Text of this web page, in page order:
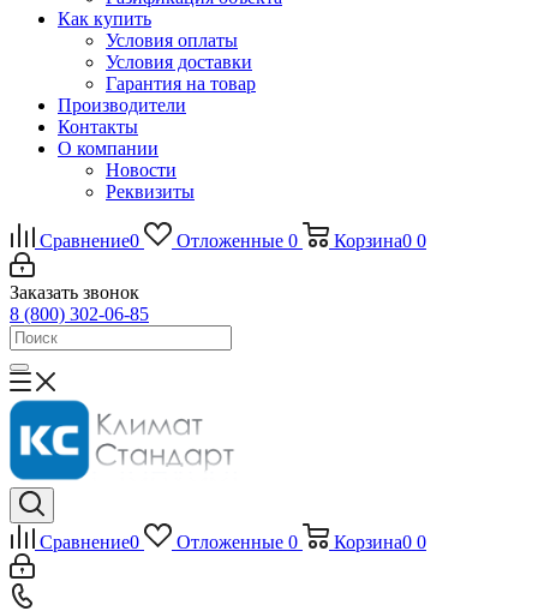
Как купить
Условия оплаты
Условия доставки
Гарантия на товар
Производители
Контакты
О компании
Новости
Реквизиты
Сравнение0 Отложенные 0 Корзина0 0
Заказать звонок
8 (800) 302-06-85
Сравнение0 Отложенные 0 Корзина0 0